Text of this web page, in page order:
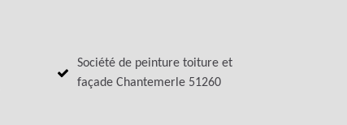
Société de peinture toiture et
façade Chantemerle 51260